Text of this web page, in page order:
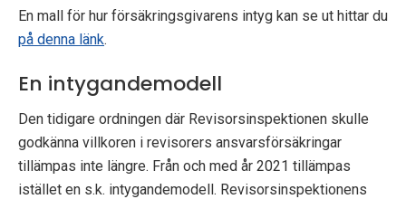
n
s
p
e
k
En mall för hur försäkringsgivarens intyg kan se ut hittar du
på denna länk.
En intygandemodell
Den tidigare ordningen där Revisorsinspektionen skulle
godkänna villkoren i revisorers ansvarsförsäkringar
tillämpas inte längre. Från och med år 2021 tillämpas
istället en s.k. intygandemodell. Revisorsinspektionens